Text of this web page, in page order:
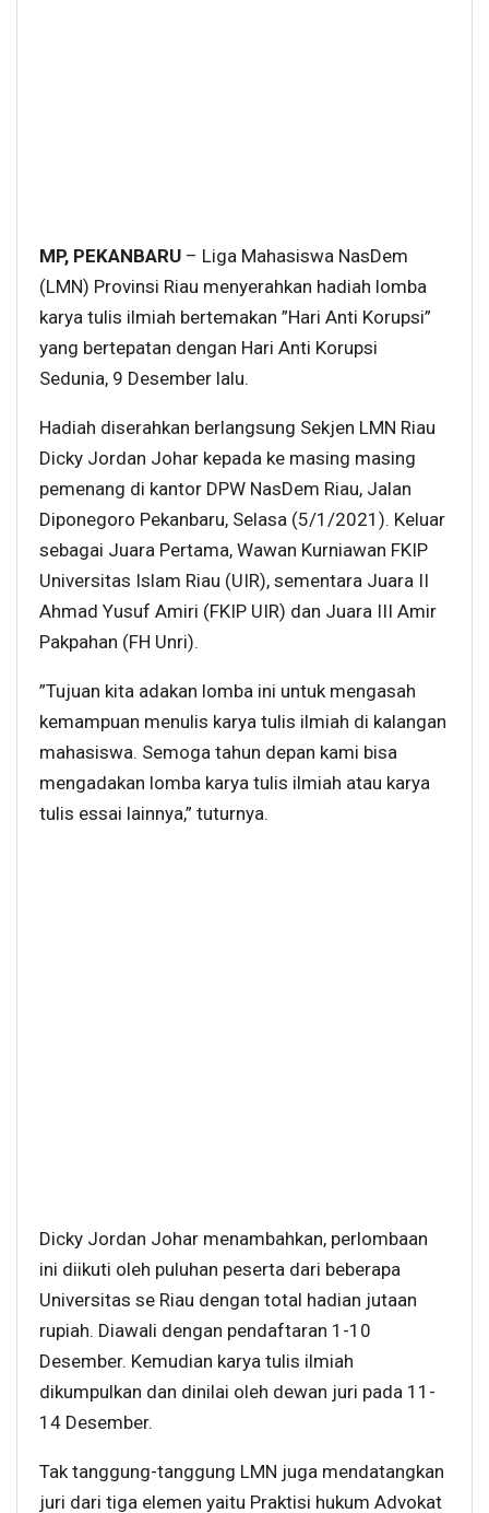
MP, PEKANBARU – Liga Mahasiswa NasDem
(LMN) Provinsi Riau menyerahkan hadiah lomba
karya tulis ilmiah bertemakan ”Hari Anti Korupsi”
yang bertepatan dengan Hari Anti Korupsi
Sedunia, 9 Desember lalu.
Hadiah diserahkan berlangsung Sekjen LMN Riau
Dicky Jordan Johar kepada ke masing masing
pemenang di kantor DPW NasDem Riau, Jalan
Diponegoro Pekanbaru, Selasa (5/1/2021). Keluar
sebagai Juara Pertama, Wawan Kurniawan FKIP
Universitas Islam Riau (UIR), sementara Juara II
Ahmad Yusuf Amiri (FKIP UIR) dan Juara III Amir
Pakpahan (FH Unri).
”Tujuan kita adakan lomba ini untuk mengasah
kemampuan menulis karya tulis ilmiah di kalangan
mahasiswa. Semoga tahun depan kami bisa
mengadakan lomba karya tulis ilmiah atau karya
tulis essai lainnya,” tuturnya.
Dicky Jordan Johar menambahkan, perlombaan
ini diikuti oleh puluhan peserta dari beberapa
Universitas se Riau dengan total hadian jutaan
rupiah. Diawali dengan pendaftaran 1-10
Desember. Kemudian karya tulis ilmiah
dikumpulkan dan dinilai oleh dewan juri pada 11-
14 Desember.
Tak tanggung-tanggung LMN juga mendatangkan
juri dari tiga elemen yaitu Praktisi hukum Advokat